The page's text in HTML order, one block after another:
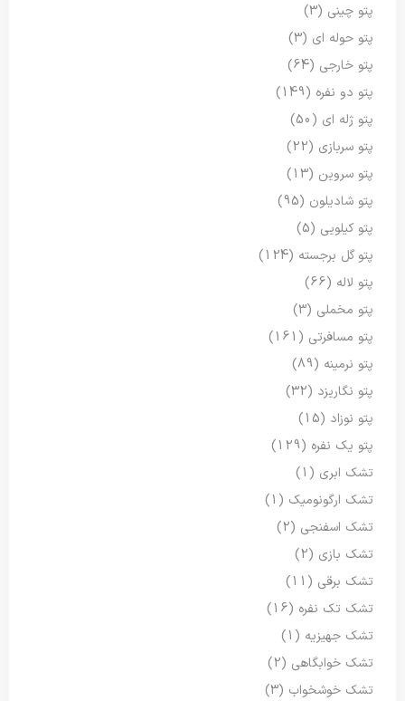
پتو چینی (3)
پتو حوله ای (3)
پتو خارجی (64)
پتو دو نفره (149)
پتو ژله ای (50)
پتو سربازی (22)
پتو سروین (13)
پتو شادیلون (95)
پتو کیلویی (5)
پتو گل برجسته (124)
پتو لاله (66)
پتو مخملی (3)
پتو مسافرتی (161)
پتو نرمینه (89)
پتو نگاریزد (32)
پتو نوزاد (15)
پتو یک نفره (129)
تشک ابری (1)
تشک ارگونومیک (1)
تشک اسفنجی (2)
تشک بازی (2)
تشک برقی (11)
تشک تک نفره (16)
تشک جهیزیه (1)
تشک خوابگاهی (2)
تشک خوشخواب (3)